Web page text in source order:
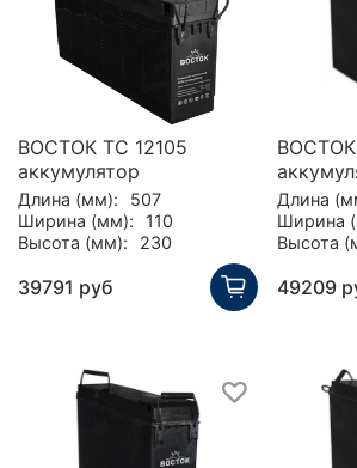
ВОСТОК TC 12105
аккумулятор
Длина (мм):
507
Ширина (мм):
110
Высота (мм):
230
39791 руб
ВОСТОК
Длина
Ширина
Высота
49209